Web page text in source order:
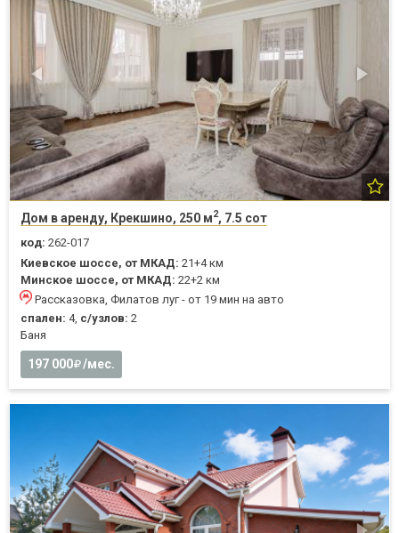
Дом в аренду, Крекшино, 250 м2, 7.5 сот
код: 262-017
Киевское шоссе, от МКАД: 21+4 км
Минское шоссе, от МКАД: 22+2 км
Рассказовка, Филатов луг - от 19 мин на авто
спален: 4, с/узлов: 2
Баня
197 000 /мес.